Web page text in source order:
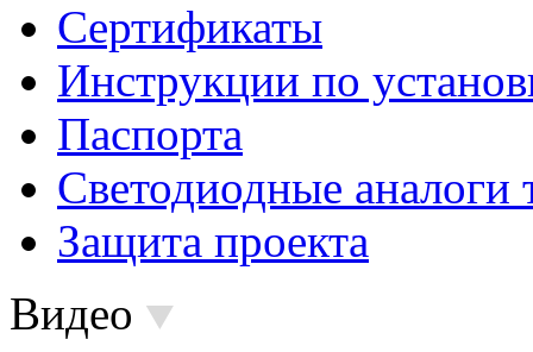
Сертификаты
Инструкции по
Паспорта
Светодиодные аналоги
Защита проекта
Видео